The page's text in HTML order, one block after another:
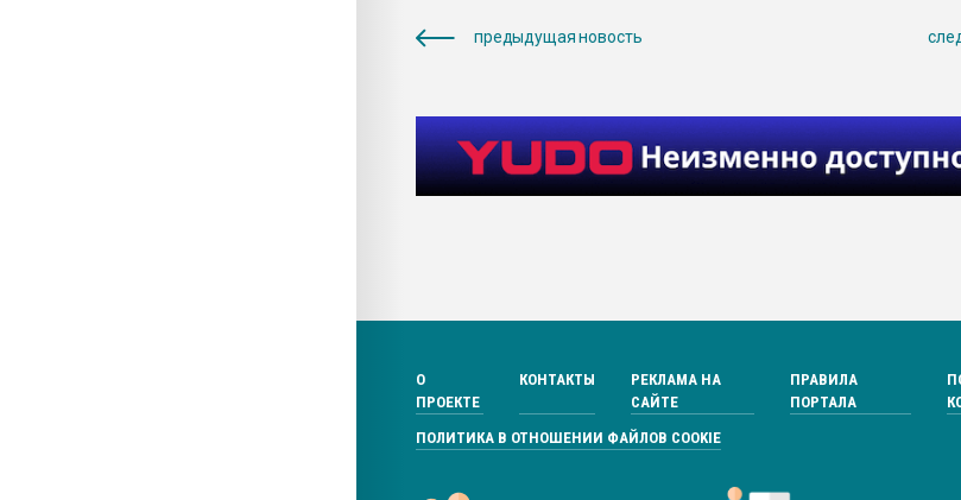
предыдущая новость
О
ПРОЕКТЕ
КОНТАКТЫ
РЕКЛАМА НА
САЙТЕ
ПРАВИЛА
ПОРТАЛА
ПОЛИТИКА В ОТНОШЕНИИ ФАЙЛОВ COOKIE